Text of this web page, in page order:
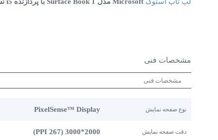
مشخصات فنی
مشخصات فنی
نوع صفحه نمایش PixelSense™ Display
دقت صفحه نمایش 2000*3000 (267 PPI)